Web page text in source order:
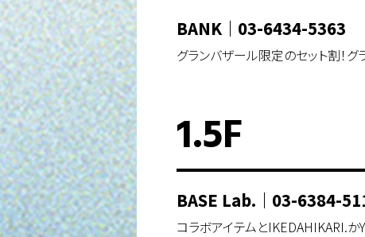
BANK ｜ 03-6434-5363
グランバザール限定のセット割！
1.5F
BASE Lab. ｜ 03-6384-
コラボアイテムとIKEDAHIKARI.